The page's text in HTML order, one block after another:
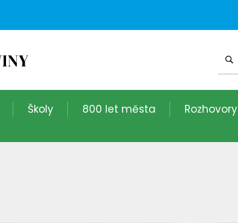
Školy 800 let města Rozhovory